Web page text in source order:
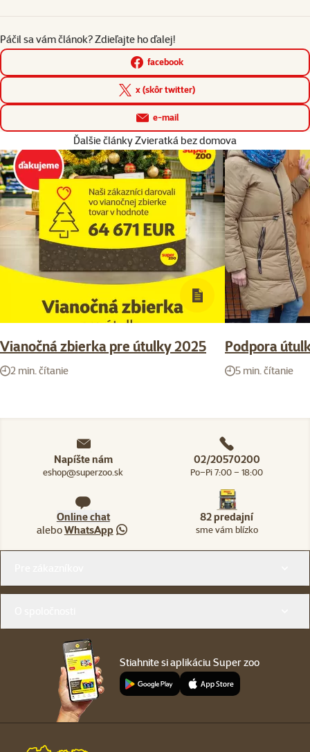
Páčil sa vám článok? Zdieľajte ho ďalej!
facebook
x (skôr twitter)
e-mail
Ďalšie články Zvieratká bez domova
Vianočná zbierka pre útulky 2025
2 min. čítanie
Podpora
5 min. čítanie
Napíšte nám
eshop@superzoo.sk
02/20570200
Po–Pi 7:00 – 18:00
Online chat
aleboWhatsApp
82 predajní
sme vám blízko
Stiahnite si aplikáciu Super zoo